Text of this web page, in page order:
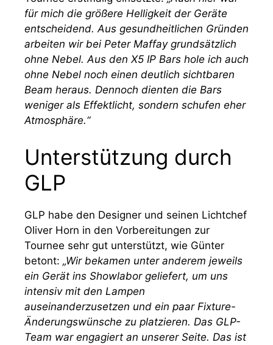
für mich die größere Helligkeit der Geräte
entscheidend. Aus gesundheitlichen Gründen
arbeiten wir bei Peter Maffay grundsätzlich
ohne Nebel. Aus den X5 IP Bars hole ich auch
ohne Nebel noch einen deutlich sichtbaren
Beam heraus. Dennoch dienten die Bars
weniger als Effektlicht, sondern schufen eher
Atmosphäre.“
Unterstützung durch
GLP
GLP habe den Designer und seinen Lichtchef
Oliver Horn in den Vorbereitungen zur
Tournee sehr gut unterstützt, wie Günter
betont: „Wir bekamen unter anderem jeweils
ein Gerät ins Showlabor geliefert, um uns
intensiv mit den Lampen
auseinanderzusetzen und ein paar Fixture-
Änderungswünsche zu platzieren. Das GLP-
Team war engagiert an unserer Seite. Das ist